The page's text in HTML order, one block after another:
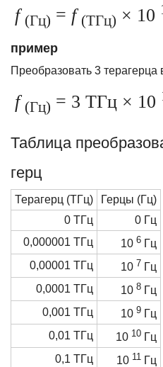
f(Гц) = f(ТГц) × 10
пример
Преобразовать 3 терагерца
f(Гц) = 3 ТГц × 10
Таблица
герц
Терагерц (ТГц)
Герцы (Гц)
0 ТГц
0 Гц
0,000001 ТГц
10 6 Гц
0,00001 ТГц
10 7 Гц
0,0001 ТГц
10 8 Гц
0,001 ТГц
10 9 Гц
0,01 ТГц
10 10 Гц
0,1 ТГц
10 11 Гц